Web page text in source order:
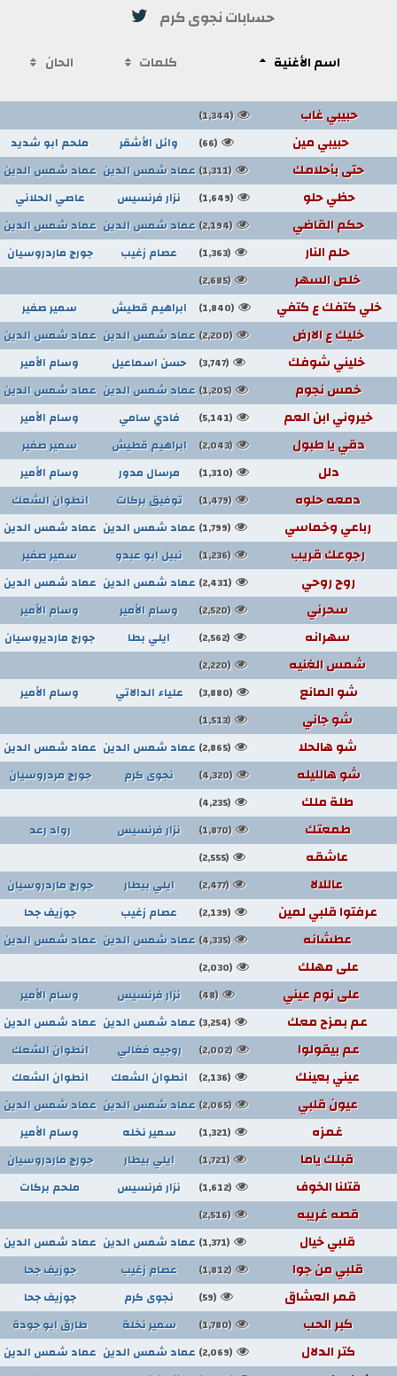
حسابات نجوى كرم
اسم الأغنية كلمات الحان
حبيبي غاب (1,344)
حبيبي مين (66) وائل الأشقر ملحم ابو شديد
حتى بأحلامك (1,311) عماد شمس الدين عماد شمس الدين
حظي حلو (1,649) نزار فرنسيس عاصي الحلاني
حكم القاضي (2,194) عماد شمس الدين عماد شمس الدين
حلم النار (1,363) عصام زغيب جورج ماردروسيان
خلص السهر (2,685)
خلي كتفك ع كتفي (1,840) ابراهيم قطيش سمير صفير
خليك ع الارض (2,200) عماد شمس الدين عماد شمس الدين
خليني شوفك (3,747) حسن اسماعيل وسام الأمير
خمس نجوم (1,205) عماد شمس الدين عماد شمس الدين
خيروني ابن العم (5,141) فادي سامي وسام الأمير
دقي يا طبول (2,043) ابراهيم قطيش سمير صفير
دلل (1,310) مرسال مدور وسام الأمير
دمعه حلوه (1,479) توفيق بركات انطوان الشعك
رباعي وخماسي (1,799) عماد شمس الدين عماد شمس الدين
رجوعك قريب (1,236) نبيل ابو عبدو سمير صفير
روح روحي (2,431) عماد شمس الدين عماد شمس الدين
سحرني (2,520) وسام الأمير وسام الأمير
سهرانه (2,562) ايلي بطا جورج مارديروسيان
شمس الغنيه (2,220)
شو المانع (3,880) علياء الدالاتي وسام الأمير
شو جاني (1,513)
شو هالحلا (2,865) عماد شمس الدين عماد شمس الدين
شو هالليله (4,320) نجوى كرم جورج مردروسيان
طلة ملك (4,235)
طمعتك (1,870) نزار فرنسيس رواد رعد
عاشقه (2,555)
عاللالا (2,477) ايلي بيطار جورج ماردروسيان
عرفتوا قلبي لمين (2,139) عصام زغيب جوزيف جحا
عطشانه (4,335) عماد شمس الدين عماد شمس الدين
على مهلك (2,030)
على نوم عيني (48) نزار فرنسيس وسام الأمير
عم بمزح معك (3,254) عماد شمس الدين عماد شمس الدين
عم بيقولوا (2,002) روجيه فغالي انطوان الشعك
عيني بعينك (2,136) انطوان الشعك انطوان الشعك
عيون قلبي (2,065) عماد شمس الدين عماد شمس الدين
غمزه (1,321) سمير نخله وسام الأمير
قبلك ياما (1,721) ايلي بيطار جورج ماردروسيان
قتلنا الخوف (1,612) نزار فرنسيس ملحم بركات
قصه غريبه (2,516)
قلبي خيال (1,371) عماد شمس الدين عماد شمس الدين
قلبي من جوا (1,812) عصام زغيب جوزيف جحا
قمر العشاق (59) نجوى كرم جوزيف جحا
كبر الحب (1,780) سمير نخلة طارق ابو جودة
كتر الدلال (2,069) عماد شمس الدين عماد شمس الدين